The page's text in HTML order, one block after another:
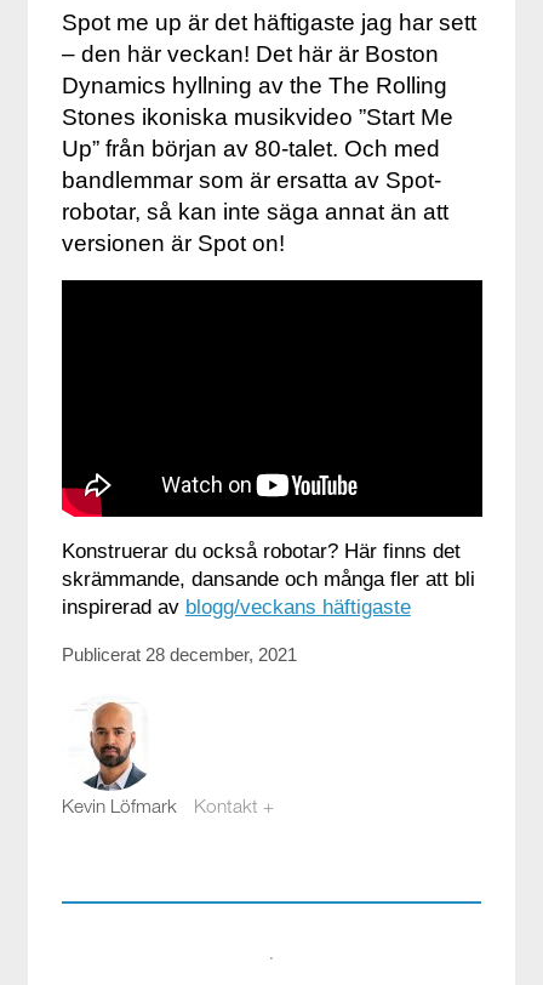
Spot me up är det häftigaste jag har sett
– den här veckan! Det här är Boston
Dynamics hyllning av the The Rolling
Stones ikoniska musikvideo ”Start Me
Up” från början av 80-talet. Och med
bandlemmar som är ersatta av Spot-
robotar, så kan inte säga annat än att
versionen är Spot on!
Konstruerar du också robotar? Här finns det
skrämmande, dansande och många fler att bli
inspirerad av blogg/veckans häftigaste
Publicerat 28 december, 2021
Kevin Löfmark Kontakt +
·